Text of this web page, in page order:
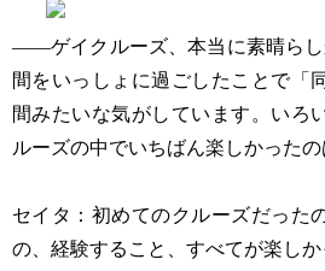
——ゲイクルーズ、本当に素晴らし
間をいっしょに過ごしたことで「
間みたいな気がしています。いろ
ルーズの中でいちばん楽しかった
セイタ：初めてのクルーズだった
の、経験すること、すべてが楽しか